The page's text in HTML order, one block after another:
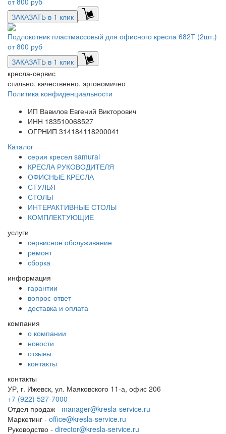
ЗАКАЗАТЬ в 1 клик
Подлокотник пластмассовый для офисного кресла 682Т (2шт.)
от800 руб
ЗАКАЗАТЬ в 1 клик
кресла-сервис
стильно. качественно. эргономично
Политика конфиденциальности
ИП Вавилов Евгений Викторович
ИНН 183510068527
ОГРНИП 314184118200041
Каталог
серия кресел samurai
КРЕСЛА РУКОВОДИТЕЛЯ
ОФИСНЫЕ КРЕСЛА
СТУЛЬЯ
СТОЛЫ
ИНТЕРАКТИВНЫЕ СТОЛЫ
КОМПЛЕКТУЮЩИЕ
услуги
сервисное обслуживание
ремонт
сборка
информация
гарантии
вопрос-ответ
доставка и оплата
компания
о компании
новости
отзывы
контакты
контакты
УР, г. Ижевск, ул. Маяковского 11-а, офис 206
+7 (922) 527-7000
Отдел продаж - manager@kresla-service.ru
Маркетинг - office@kresla-service.ru
Руководство - director@kresla-service.ru